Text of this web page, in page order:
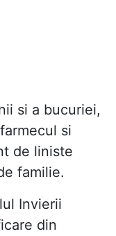
si a bucuriei,
si
de liniste
familie.
Invierii
din